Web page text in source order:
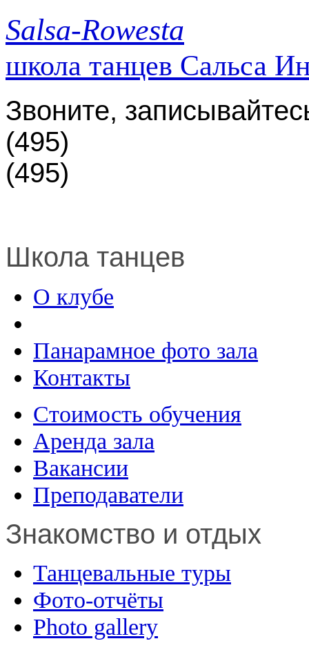
Salsa-Rowesta
школа танцев Сальса
Звоните,
(495)
(495)
Школа танцев
О клубе
Панарамное фото зала
Контакты
Стоимость обучения
Аренда зала
Вакансии
Преподаватели
Знакомство и отдых
Танцевальные туры
Фото-отчёты
Photo gallery